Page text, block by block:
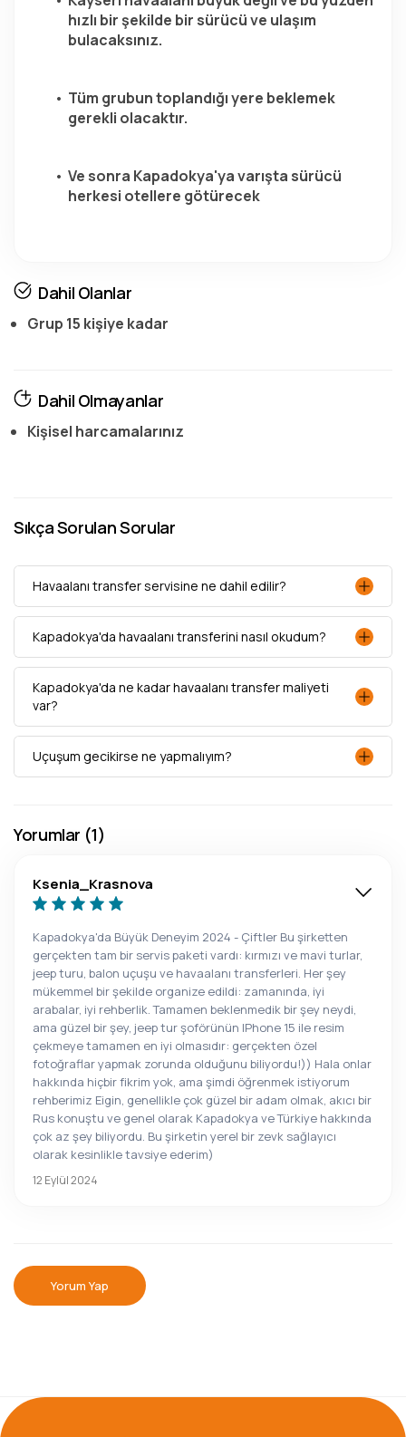
hızlı bir şekilde bir sürücü ve ulaşım
bulacaksınız.
Tüm grubun toplandığı yere beklemek
gerekli olacaktır.
Ve sonra Kapadokya'ya varışta sürücü
herkesi otellere götürecek
Dahil Olanlar
Grup 15 kişiye kadar
Dahil Olmayanlar
Kişisel harcamalarınız
Sıkça Sorulan Sorular
Havaalanı transfer servisine ne dahil edilir?
Kapadokya'da havaalanı transferini nasıl okudum?
Kapadokya'da ne kadar havaalanı transfer maliyeti
var?
Uçuşum gecikirse ne yapmalıyım?
Yorumlar (1)
Ksenia_Krasnova
Kapadokya'da Büyük Deneyim 2024 - Çiftler Bu şirketten
gerçekten tam bir servis paketi vardı: kırmızı ve mavi turlar,
jeep turu, balon uçuşu ve havaalanı transferleri. Her şey
mükemmel bir şekilde organize edildi: zamanında, iyi
arabalar, iyi rehberlik. Tamamen beklenmedik bir şey neydi,
ama güzel bir şey, jeep tur şoförünün IPhone 15 ile resim
çekmeye tamamen en iyi olmasıdır: gerçekten özel
fotoğraflar yapmak zorunda olduğunu biliyordu!)) Hala onlar
hakkında hiçbir fikrim yok, ama şimdi öğrenmek istiyorum
rehberimiz Eigin, genellikle çok güzel bir adam olmak, akıcı bir
Rus konuştu ve genel olarak Kapadokya ve Türkiye hakkında
çok az şey biliyordu. Bu şirketin yerel bir zevk sağlayıcı
olarak kesinlikle tavsiye ederim)
12 Eylül 2024
Yorum Yap